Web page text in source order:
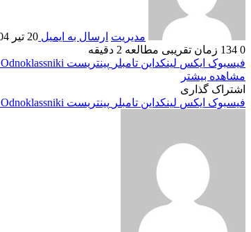
مدیریت ارسال به ایمیل 20 تیر 1404
0
زمان تقریبی مطالعه 2 دقیقه
فیسبوک ایکس لینکداین تامبلر پینتریست Odnoklassniki
مشاهده بیشتر
اشتراک گذاری
فیسبوک ایکس لینکداین تامبلر پینتریست Odnoklassniki